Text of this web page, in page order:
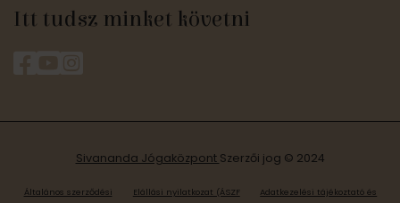
Itt tudsz minket követni
Sivananda Jógaközpont Szerzői jog © 2024
Általános szerződési Elállási nyilatkozat (ÁSZF Adatkezelési tájékoztató és